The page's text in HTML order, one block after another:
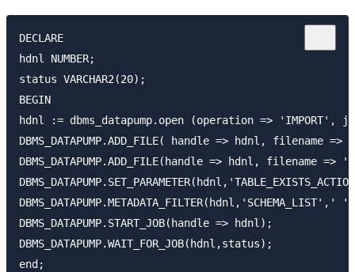
DECLARE
hdnl NUMBER;
status VARCHAR2(20);
BEGIN
hdnl := dbms_datapump.open (operation => 'IMPORT',
DBMS_DATAPUMP.ADD_FILE( handle => hdnl,
DBMS_DATAPUMP.ADD_FILE(handle => hdnl,
DBMS_DATAPUMP.START_JOB(handle => hdnl);
DBMS_DATAPUMP.WAIT_FOR_JOB(hdnl,status);
end;